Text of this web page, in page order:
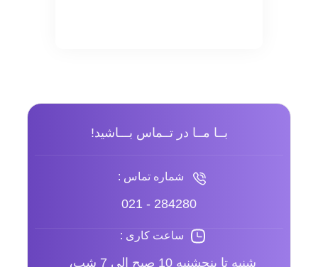
بــا مــا در تــماس بـــاشید!
شماره تماس :
021 - 284280
ساعت کاری :
شنبه تا پنجشنبه 10 صبح الی 7 شب،